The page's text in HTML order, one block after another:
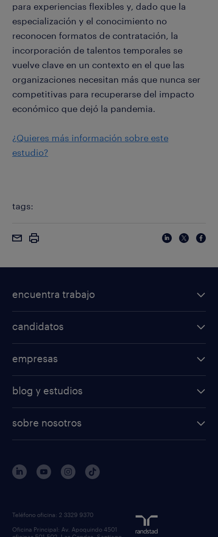
para experiencias flexibles y, dado que la
especialización y el conocimiento no
reconocen formatos de contratación, la
incorporación de talentos temporales se
vuelve clave en un contexto en el que las
organizaciones necesitan más que nunca ser
competitivas para recuperarse del impacto
económico que dejó la pandemia.
¿Quieres más información sobre este
estudio?
tags:
encuentra trabajo
candidatos
empresas
blog y estudios
sobre nosotros
Teléfono oficina: 2 3329 9370
Oficina Principal: Av. Apoquindo 4501